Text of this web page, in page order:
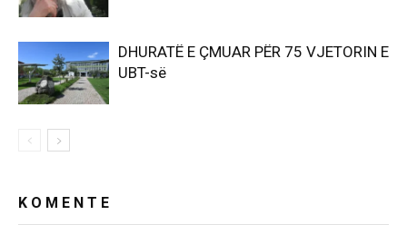
DHURATË E ÇMUAR PËR 75 VJETORIN E
UBT-së
K O M E N T E